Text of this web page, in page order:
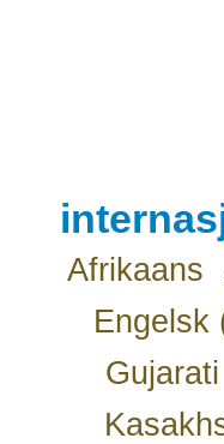
Afrikaans
Engelsk